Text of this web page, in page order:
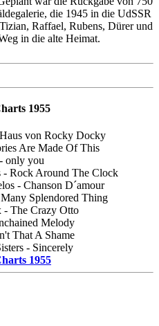
die 1945 in die UdSSR
Raffael, Rubens, Dürer und
in die alte Heimat.
1955
von Rocky Docky
Are Made Of This
only you
Rock Around The Clock
- Chanson D´amour
Splendored Thing
- The Crazy Otto
Melody
That A Shame
- Sincerely
1955